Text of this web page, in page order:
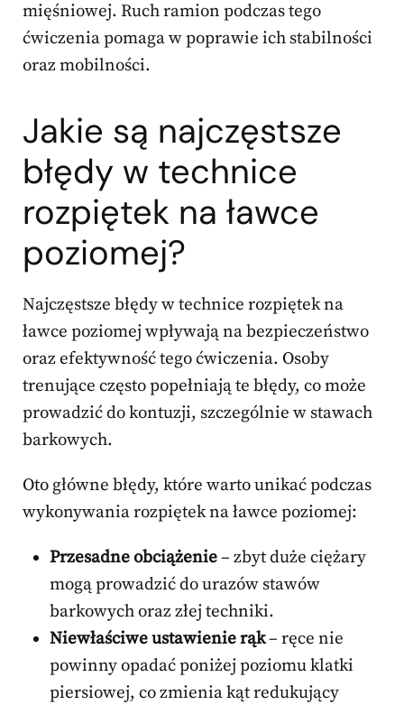
mięśniowej. Ruch ramion podczas tego
ćwiczenia pomaga w poprawie ich stabilności
oraz mobilności.
Jakie są najczęstsze
błędy w technice
rozpiętek na ławce
poziomej?
Najczęstsze błędy w technice rozpiętek na
ławce poziomej wpływają na bezpieczeństwo
oraz efektywność tego ćwiczenia. Osoby
trenujące często popełniają te błędy, co może
prowadzić do kontuzji, szczególnie w stawach
barkowych.
Oto główne błędy, które warto unikać podczas
wykonywania rozpiętek na ławce poziomej:
Przesadne obciążenie– zbyt duże ciężary
mogą prowadzić do urazów stawów
barkowych oraz złej techniki.
Niewłaściwe ustawienie rąk– ręce nie
powinny opadać poniżej poziomu klatki
piersiowej, co zmienia kąt redukujący